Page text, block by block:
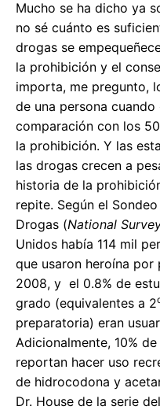
Mucho se ha dicho ya
no sé cuánto es
drogas se
la prohibición y el
importa, me pregunto,
de una persona
comparación con los
la prohibición. Y las
las drogas crecen a
historia de la
repite. Según el
Drogas (National
Unidos había 114 mil
que usaron heroína por
2008, y el 0.8% de
grado (equivalentes a 2
preparatoria) eran
Adicionalmente, 10%
reportan hacer uso
de hidrocodona y
Dr. House de la serie